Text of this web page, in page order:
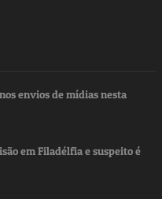
envios de mídias nesta
em Filadélfia e suspeito é